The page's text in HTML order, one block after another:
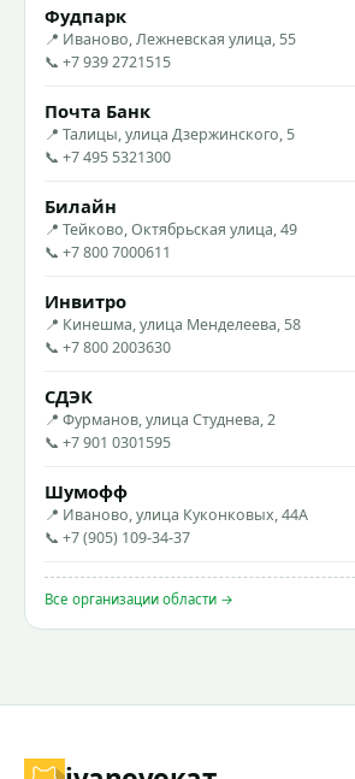
Фудпарк
📍 Иваново, Лежневская улица, 55
📞 +7 939 2721515
Почта Банк
📍 Талицы, улица Дзержинского, 5
📞 +7 495 5321300
Билайн
📍 Тейково, Октябрьская улица, 49
📞 +7 800 7000611
Инвитро
📍 Кинешма, улица Менделеева, 58
📞 +7 800 2003630
СДЭК
📍 Фурманов, улица Студнева, 2
📞 +7 901 0301595
Шумофф
📍 Иваново, улица Куконковых, 44А
📞 +7 (905) 109-34-37
Все организации области →